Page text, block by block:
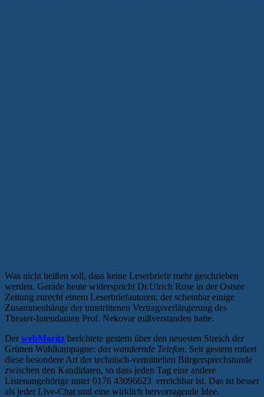
Was nicht heißen soll, dass keine Leserbriefe mehr geschrieben
werden. Gerade heute widerspricht Dr.Ulrich Rose in der Ostsee
Zeitung zurecht einem Leserbriefautoren, der scheinbar einige
Zusammenhänge der umstrittenen Vertragsverlängerung des
Theater-Intendanten Prof. Nekovar mißverstanden hatte.
Der webMoritz berichtete gestern über den neuesten Streich der
Grünen Wahlkampagne: das wandernde Telefon. Seit gestern rotiert
diese besondere Art der technisch-vermittelten Bürgersprechstunde
zwischen den Kandidaten, so dass jeden Tag eine andere
Listenangehörige unter 0176 43096623 erreichbar ist. Das ist besser
als jeder Live-Chat und eine wirklich hervorragende Idee.